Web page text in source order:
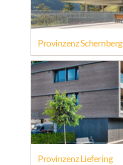
Provinzenz Schernberg
Provinzenz Liefering